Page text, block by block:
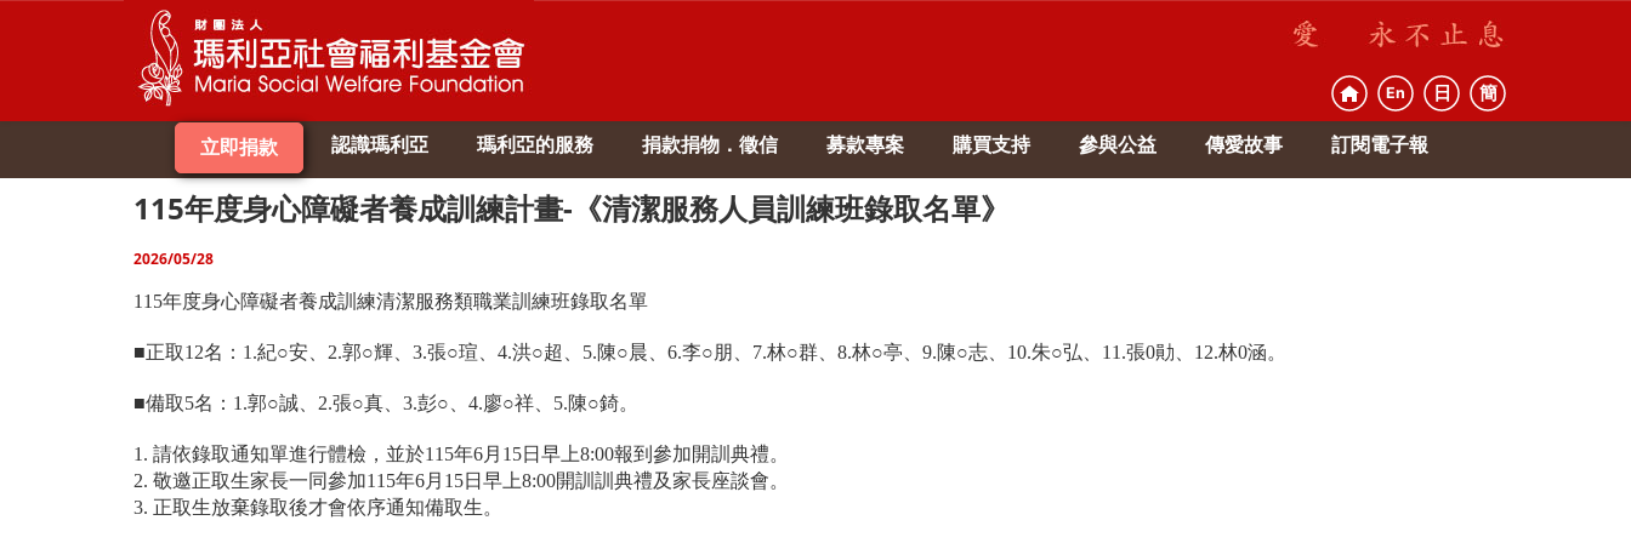
En 日 簡
立即捐款 認識瑪利亞 瑪利亞的服務 捐款捐物．徵信 募款專案 購買支持 參與公益 傳愛故事 訂閱電子報
115年度身心障礙者養成訓練計畫-《清潔服務人員訓練班錄取名單》
2026/05/28
115年度身心障礙者養成訓練清潔服務類職業訓練班錄取名單
■正取12名：1.紀○安、2.郭○輝、3.張○瑄、4.洪○超、5.陳○晨、6.李○朋、7.林○群、8.林○亭、9.陳○志、10.朱○弘、11.張0勛、12.林0涵。
■備取5名：1.郭○誠、2.張○真、3.彭○、4.廖○祥、5.陳○錡。
1. 請依錄取通知單進行體檢，並於115年6月15日早上8:00報到參加開訓典禮。
2. 敬邀正取生家長一同參加115年6月15日早上8:00開訓訓典禮及家長座談會。
3. 正取生放棄錄取後才會依序通知備取生。